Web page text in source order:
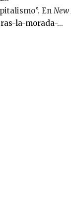
En New
la-morada-...